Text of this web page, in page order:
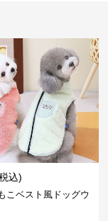
込)
こベスト風ドッグウ